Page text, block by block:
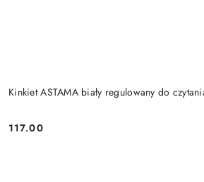
Kinkiet ASTAMA biały regulowany do
Cena:
117.00